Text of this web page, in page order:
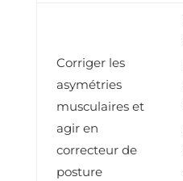
Corriger les
asymétries
musculaires et
agir en
correcteur de
posture